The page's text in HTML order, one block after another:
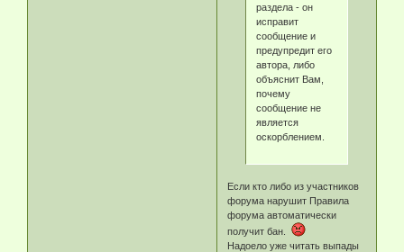
раздела - он
исправит
сообщение и
предупредит его
автора, либо
объяснит Вам,
почему
сообщение не
является
оскорблением.
Если кто либо из участников
форума нарушит Правила
форума автоматически
получит бан.
Надоело уже читать выпады